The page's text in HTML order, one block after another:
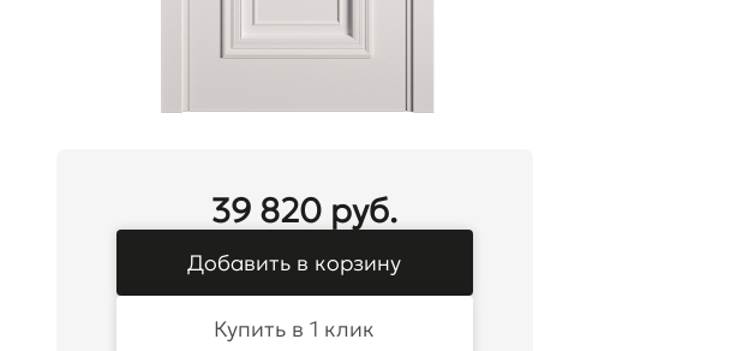
39 820 руб.
Добавить в корзину
Купить в 1 клик